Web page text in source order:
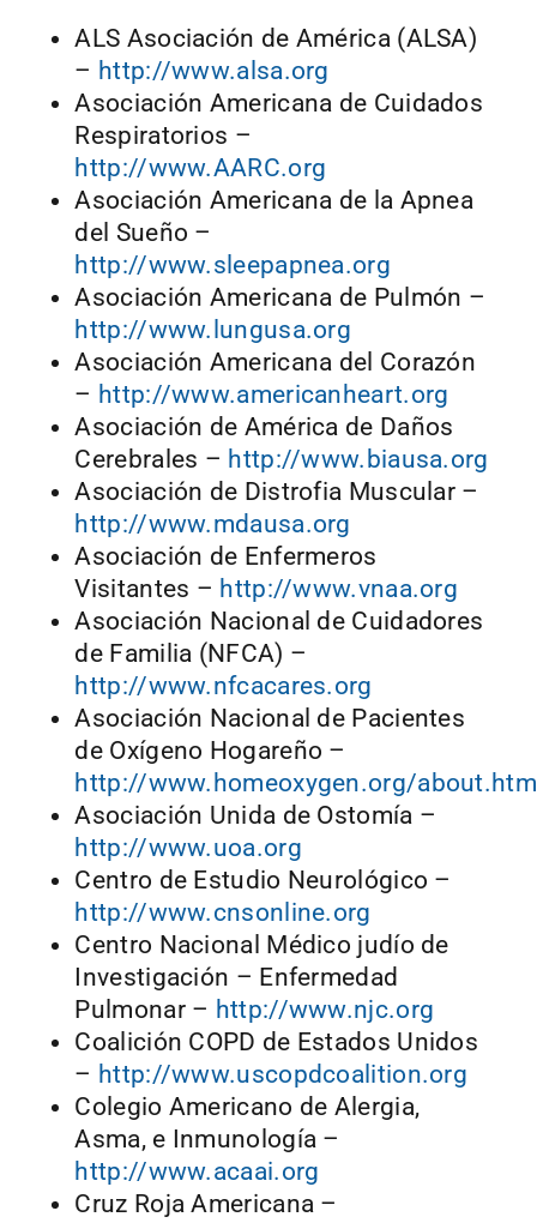
ALS Asociación de América (ALSA)
– http://www.alsa.org
Asociación Americana de Cuidados
Respiratorios –
http://www.AARC.org
Asociación Americana de la Apnea
del Sueño –
http://www.sleepapnea.org
Asociación Americana de Pulmón –
http://www.lungusa.org
Asociación Americana del Corazón
– http://www.americanheart.org
Asociación de América de Daños
Cerebrales – http://www.biausa.org
Asociación de Distrofia Muscular –
http://www.mdausa.org
Asociación de Enfermeros
Visitantes – http://www.vnaa.org
Asociación Nacional de Cuidadores
de Familia (NFCA) –
http://www.nfcacares.org
Asociación Nacional de Pacientes
de Oxígeno Hogareño –
http://www.homeoxygen.org/
Asociación Unida de Ostomía –
http://www.uoa.org
Centro de Estudio Neurológico –
http://www.cnsonline.org
Centro Nacional Médico judío de
Investigación – Enfermedad
Pulmonar – http://www.njc.org
Coalición COPD de Estados Unidos
– http://www.uscopdcoalition.org
Colegio Americano de Alergia,
Asma, e Inmunología –
http://www.acaai.org
Cruz Roja Americana –